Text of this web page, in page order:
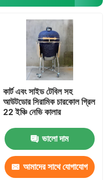
কার্ট এবং সাইড টেবিল সহ
আউটডোর সিরামিক চারকোল গ্রিল
22 ইঞ্চি নেভি কালার
ভালো দাম
আমাদের সাথে যোগাযোগ